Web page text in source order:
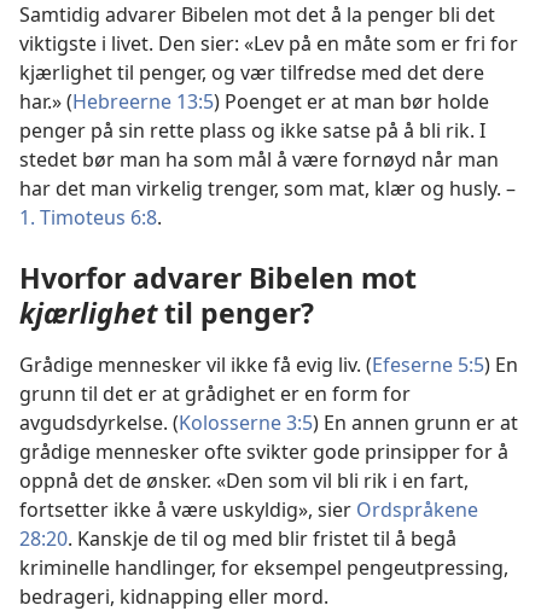
Samtidig advarer Bibelen mot det å la penger bli det
viktigste i livet. Den sier: «Lev på en måte som er fri for
kjærlighet til penger, og vær tilfredse med det dere
har.» (Hebreerne 13:5) Poenget er at man bør holde
penger på sin rette plass og ikke satse på å bli rik. I
stedet bør man ha som mål å være fornøyd når man
har det man virkelig trenger, som mat, klær og husly. –
1. Timoteus 6:8.
Hvorfor advarer Bibelen mot
kjærlighettil penger?
Grådige mennesker vil ikke få evig liv. (Efeserne 5:5) En
grunn til det er at grådighet er en form for
avgudsdyrkelse. (Kolosserne 3:5) En annen grunn er at
grådige mennesker ofte svikter gode prinsipper for å
oppnå det de ønsker. «Den som vil bli rik i en fart,
fortsetter ikke å være uskyldig», sier Ordspråkene
28:20. Kanskje de til og med blir fristet til å begå
kriminelle handlinger, for eksempel pengeutpressing,
bedrageri, kidnapping eller mord.